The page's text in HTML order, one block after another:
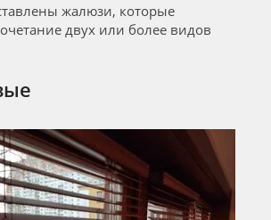
жалюзи, которые
двух или более видов